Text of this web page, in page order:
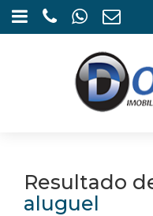
Resultado
aluguel